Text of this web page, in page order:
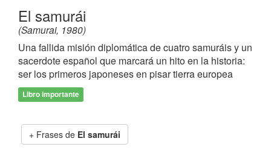
El samurái
(Samurai, 1980)
Una fallida misión diplomática de cuatro samuráis y un
sacerdote español que marcará un hito en la historia:
ser los primeros japoneses en pisar tierra europea
Libro importante
Frases de El samurái